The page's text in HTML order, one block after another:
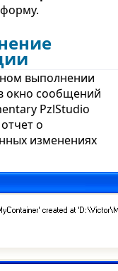
выполнении
окно сообщений
PzlStudio
о
изменениях